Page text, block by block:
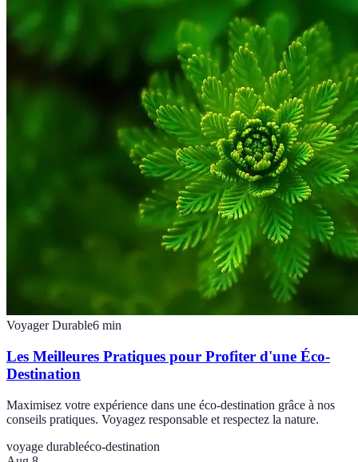
Voyager Durable6 min
Les Meilleures Pratiques pour Profiter d'une Éco-
Destination
Maximisez votre expérience dans une éco-destination grâce à nos
conseils pratiques. Voyagez responsable et respectez la nature.
voyage durableéco-destination